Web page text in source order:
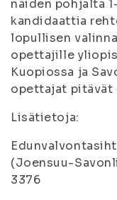
näiden pohjalta
kandidaattia
lopullisen
opettajille
Kuopiossa ja
opettajat pitävät
Lisätietoja:
(Joensuu-
3376